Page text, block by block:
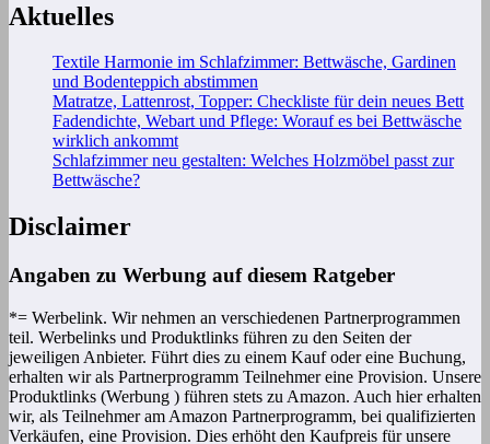
Aktuelles
Textile Harmonie im Schlafzimmer: Bettwäsche, Gardinen
und Bodenteppich abstimmen
Matratze, Lattenrost, Topper: Checkliste für dein neues Bett
Fadendichte, Webart und Pflege: Worauf es bei Bettwäsche
wirklich ankommt
Schlafzimmer neu gestalten: Welches Holzmöbel passt zur
Bettwäsche?
Disclaimer
Angaben zu Werbung auf diesem Ratgeber
*= Werbelink. Wir nehmen an verschiedenen Partnerprogrammen
teil. Werbelinks und Produktlinks führen zu den Seiten der
jeweiligen Anbieter. Führt dies zu einem Kauf oder eine Buchung,
erhalten wir als Partnerprogramm Teilnehmer eine Provision. Unsere
Produktlinks (Werbung ) führen stets zu Amazon. Auch hier erhalten
wir, als Teilnehmer am Amazon Partnerprogramm, bei qualifizierten
Verkäufen, eine Provision. Dies erhöht den Kaufpreis für unsere